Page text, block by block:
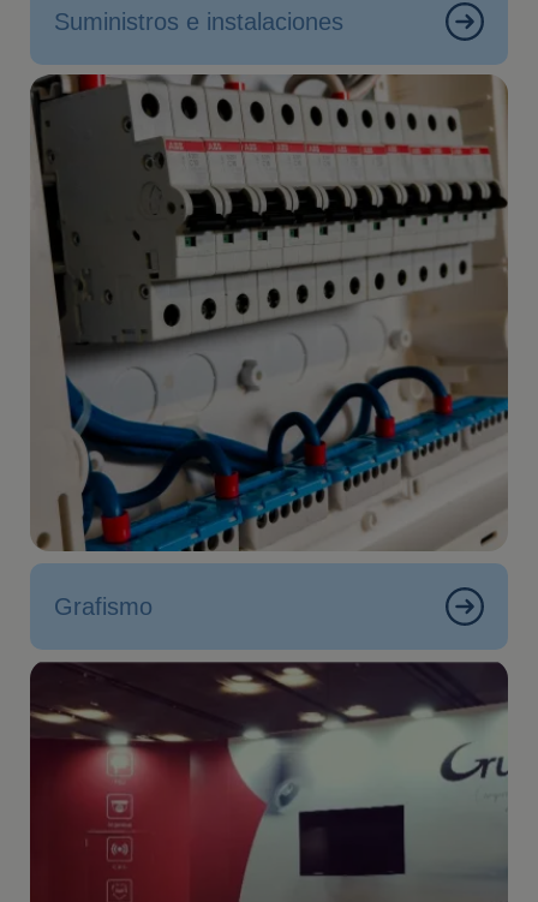
Suministros e instalaciones
Grafismo